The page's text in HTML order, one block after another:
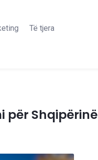
Të tjera
për Shqipërinë